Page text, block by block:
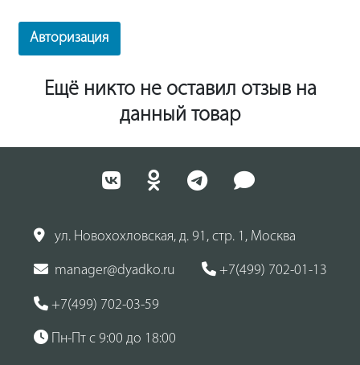
Авторизация
Ещё никто не оставил отзыв на
данный товар
ул. Новохохловская, д. 91, стр. 1, Москва
manager@dyadko.ru +7(499) 702-01-13
+7(499) 702-03-59
Пн-Пт с 9:00 до 18:00